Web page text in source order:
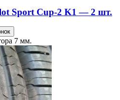
Sport Cup-2 K1 — 2 шт.
7 мм.